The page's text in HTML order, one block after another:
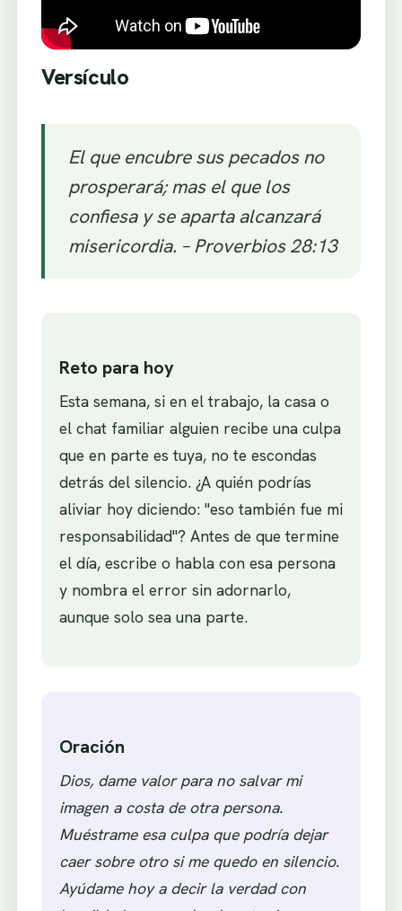
Versículo
El que encubre sus pecados no
prosperará; mas el que los
confiesa y se aparta alcanzará
misericordia. – Proverbios 28:13
Reto para hoy
Esta semana, si en el trabajo, la casa o
el chat familiar alguien recibe una culpa
que en parte es tuya, no te escondas
detrás del silencio. ¿A quién podrías
aliviar hoy diciendo: "eso también fue mi
responsabilidad"? Antes de que termine
el día, escribe o habla con esa persona
y nombra el error sin adornarlo,
aunque solo sea una parte.
Oración
Dios, dame valor para no salvar mi
imagen a costa de otra persona.
Muéstrame esa culpa que podría dejar
caer sobre otro si me quedo en silencio.
Ayúdame hoy a decir la verdad con